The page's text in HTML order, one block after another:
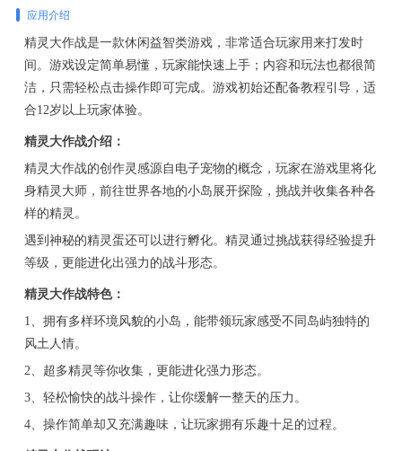
应用介绍
精灵大作战是一款休闲益智类游戏，非常适合玩家用来打发时
间。游戏设定简单易懂，玩家能快速上手；内容和玩法也都很简
洁，只需轻松点击操作即可完成。游戏初始还配备教程引导，适
合12岁以上玩家体验。
精灵大作战介绍：
精灵大作战的创作灵感源自电子宠物的概念，玩家在游戏里将化
身精灵大师，前往世界各地的小岛展开探险，挑战并收集各种各
样的精灵。
遇到神秘的精灵蛋还可以进行孵化。精灵通过挑战获得经验提升
等级，更能进化出强力的战斗形态。
精灵大作战特色：
1、拥有多样环境风貌的小岛，能带领玩家感受不同岛屿独特的
风土人情。
2、超多精灵等你收集，更能进化强力形态。
3、轻松愉快的战斗操作，让你缓解一整天的压力。
4、操作简单却又充满趣味，让玩家拥有乐趣十足的过程。